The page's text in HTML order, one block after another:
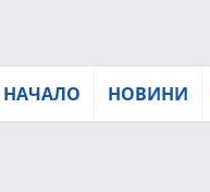
НАЧАЛО НОВИНИ